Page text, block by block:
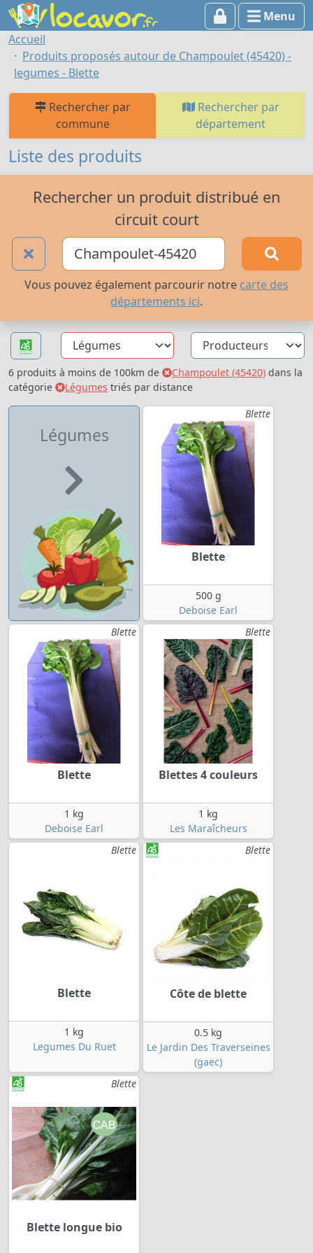
Menu
Accueil
Produits proposés autour de Champoulet (45420) -
legumes - Blette
Rechercher par
commune
Rechercher par
département
Liste des produits
Rechercher un produit distribué en
circuit court
Vous pouvez également parcourir notre carte des
départements ici.
6 produits à moins de 100km de Champoulet (45420) dans la
catégorie
Légumes triés par distance
Légumes
Blette
Blette
500 g
Deboise Earl
Blette
Blette
1 kg
Deboise Earl
Blette
Blettes 4 couleurs
1 kg
Les Maraîcheurs
Blette
Blette
1 kg
Legumes Du Ruet
Blette
Côte de blette
0.5 kg
Le Jardin Des Traverseines
(gaec)
Blette
Blette longue bio